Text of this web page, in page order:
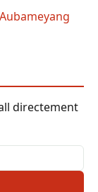
directement